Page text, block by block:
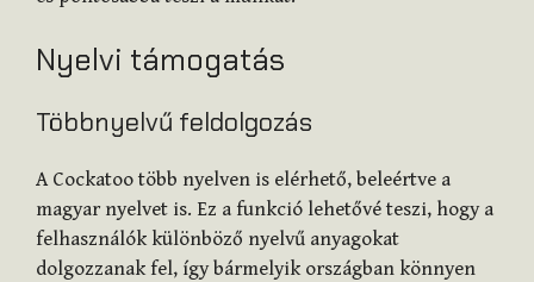
Nyelvi támogatás
Többnyelvű feldolgozás
A Cockatoo több nyelven is elérhető, beleértve a
magyar nyelvet is. Ez a funkció lehetővé teszi, hogy a
felhasználók különböző nyelvű anyagokat
dolgozzanak fel, így bármelyik országban könnyen